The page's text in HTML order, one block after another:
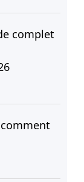
complet